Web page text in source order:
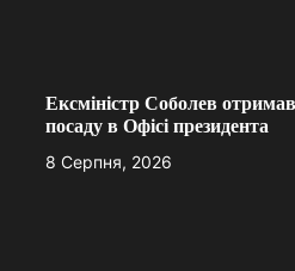
Ексміністр Соболев
посаду в Офісі президента
8 Серпня, 2026